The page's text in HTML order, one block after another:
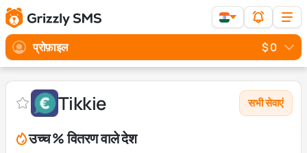
प्रोफ़ाइल $ 0
Tikkie सभी सेवाएं
उच्च % वितरण वाले देश